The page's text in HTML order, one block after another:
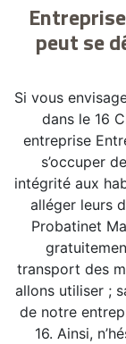
peut se
Si vous
dans le 16
entreprise
s’occuper
intégrité aux
alléger leurs
Probatinet
transport des
allons utiliser ;
de notre
16. Ainsi,